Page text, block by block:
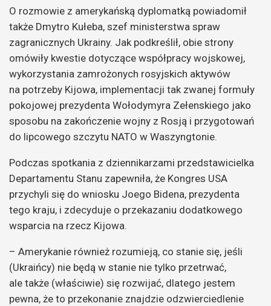
O rozmowie z amerykańską dyplomatką powiadomił
także Dmytro Kułeba, szef ministerstwa spraw
zagranicznych Ukrainy. Jak podkreślił, obie strony
omówiły kwestie dotyczące współpracy wojskowej,
wykorzystania zamrożonych rosyjskich aktywów
na potrzeby Kijowa, implementacji tak zwanej formuły
pokojowej prezydenta Wołodymyra Zełenskiego jako
sposobu na zakończenie wojny z Rosją i przygotowań
do lipcowego szczytu NATO w Waszyngtonie.
Podczas spotkania z dziennikarzami przedstawicielka
Departamentu Stanu zapewniła, że Kongres USA
przychyli się do wniosku Joego Bidena, prezydenta
tego kraju, i zdecyduje o przekazaniu dodatkowego
wsparcia na rzecz Kijowa.
– Amerykanie również rozumieją, co stanie się, jeśli
(Ukraińcy) nie będą w stanie nie tylko przetrwać,
ale także (właściwie) się rozwijać, dlatego jestem
pewna, że to przekonanie znajdzie odzwierciedlenie